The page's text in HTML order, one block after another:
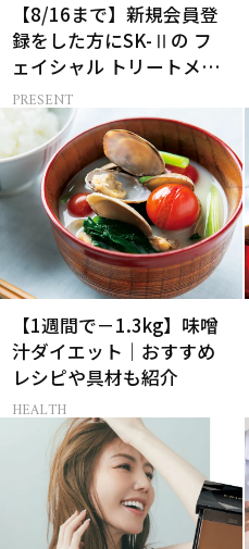
【8/16まで】新規会員登
録をした方にSK-Ⅱの フ
ェイシャル トリートメン
ト セラムをプレゼント！
PRESENT
【1週間で－1.3kg】味噌
汁ダイエット｜おすすめ
レシピや具材も紹介
HEALTH